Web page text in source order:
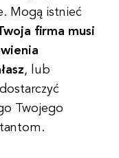
Mogą istnieć
firma musi
, lub
Twojego